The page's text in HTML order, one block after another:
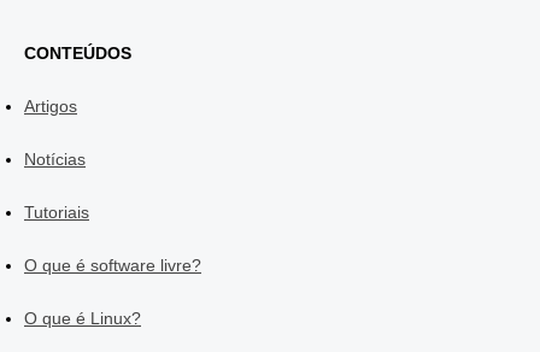
CONTEÚDOS
Artigos
Notícias
Tutoriais
O que é software livre?
O que é Linux?